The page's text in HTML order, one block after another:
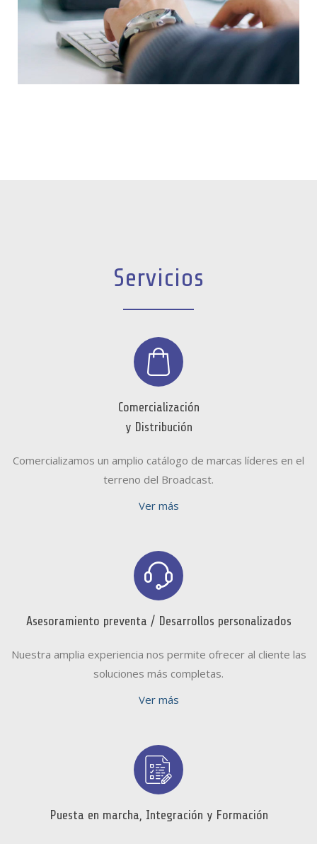
Servicios
Comercialización
y Distribución
Comercializamos un amplio catálogo de marcas líderes en el
terreno del Broadcast.
Ver más
Asesoramiento preventa / Desarrollos personalizados
Nuestra amplia experiencia nos permite ofrecer al cliente las
soluciones más completas.
Ver más
Puesta en marcha, Integración y Formación